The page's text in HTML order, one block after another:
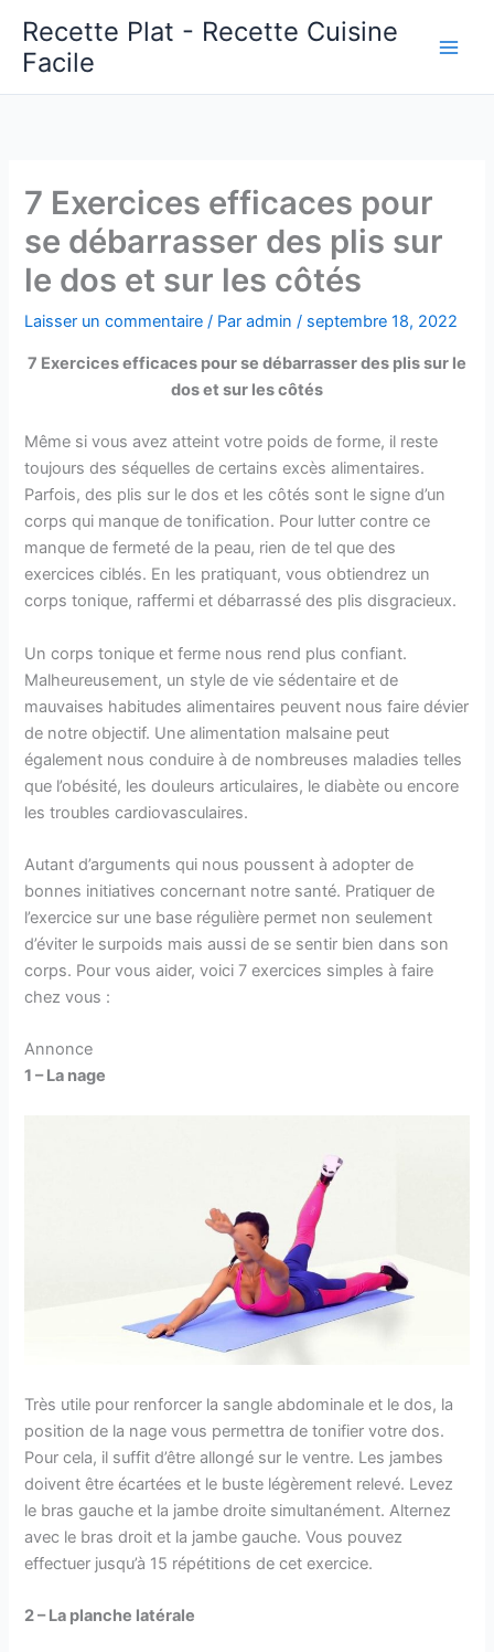
contenu
Recette Plat - Recette Cuisine
Facile
7 Exercices efficaces pour
se débarrasser des plis sur
le dos et sur les côtés
Laisser un commentaire / Paradmin/ septembre 18, 2022
7 Exercices efficaces pour se débarrasser des plis sur le
dos et sur les côtés
Même si vous avez atteint votre poids de forme, il reste
toujours des séquelles de certains excès alimentaires.
Parfois, des plis sur le dos et les côtés sont le signe d’un
corps qui manque de tonification. Pour lutter contre ce
manque de fermeté de la peau, rien de tel que des
exercices ciblés. En les pratiquant, vous obtiendrez un
corps tonique, raffermi et débarrassé des plis disgracieux.
Un corps tonique et ferme nous rend plus confiant.
Malheureusement, un style de vie sédentaire et de
mauvaises habitudes alimentaires peuvent nous faire dévier
de notre objectif. Une alimentation malsaine peut
également nous conduire à de nombreuses maladies telles
que l’obésité, les douleurs articulaires, le diabète ou encore
les troubles cardiovasculaires.
Autant d’arguments qui nous poussent à adopter de
bonnes initiatives concernant notre santé. Pratiquer de
l’exercice sur une base régulière permet non seulement
d’éviter le surpoids mais aussi de se sentir bien dans son
corps. Pour vous aider, voici 7 exercices simples à faire
chez vous :
Annonce
1 – La nage
Très utile pour renforcer la sangle abdominale et le dos, la
position de la nage vous permettra de tonifier votre dos.
Pour cela, il suffit d’être allongé sur le ventre. Les jambes
doivent être écartées et le buste légèrement relevé. Levez
le bras gauche et la jambe droite simultanément. Alternez
avec le bras droit et la jambe gauche. Vous pouvez
effectuer jusqu’à 15 répétitions de cet exercice.
2 – La planche latérale